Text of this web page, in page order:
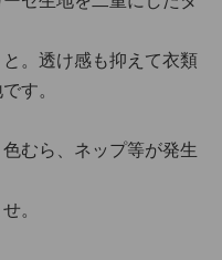
。透け感も抑えて衣類
す。
むら、ネップ等が発生
。